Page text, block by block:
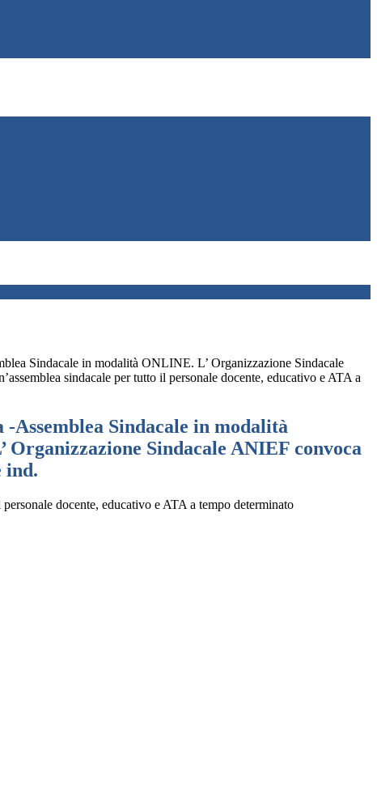
Sindacale in modalità ONLINE. L’ Organizzazione Sindacale
sindacale per tutto il personale docente, educativo e ATA a
Assemblea Sindacale in modalità
Organizzazione Sindacale ANIEF convoca
ind.
docente, educativo e ATA a tempo determinato